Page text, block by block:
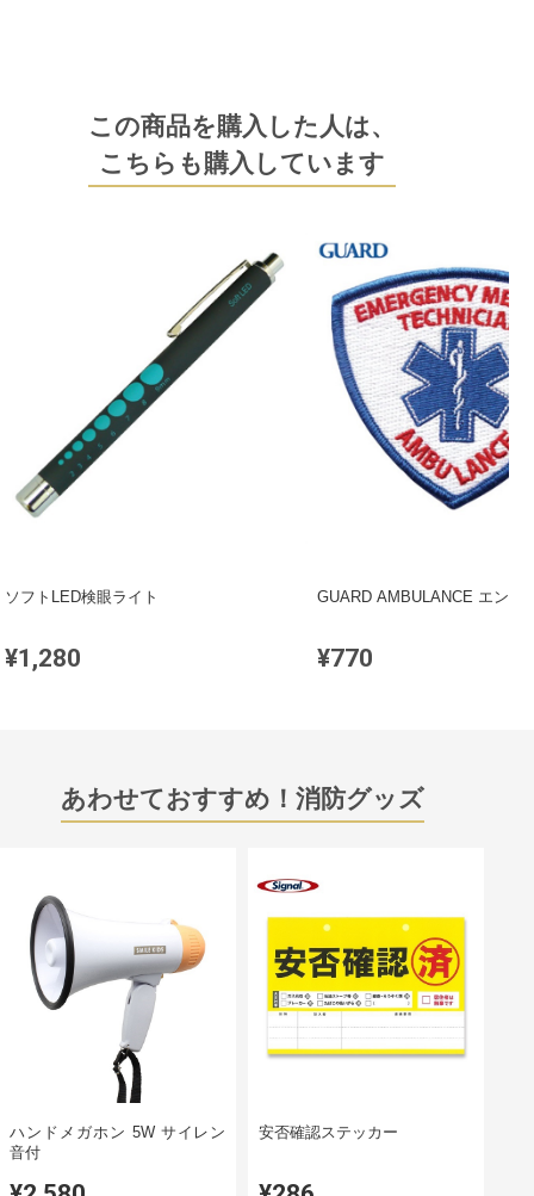
この商品を購入した人は、
こちらも購入しています
ソフトLED検眼ライト
¥1,280
GUARD AMBULANCE エンブ
¥770
あわせておすすめ！消防グッズ
ハンドメガホン 5W サイレン
音付
安否確認ステッカー